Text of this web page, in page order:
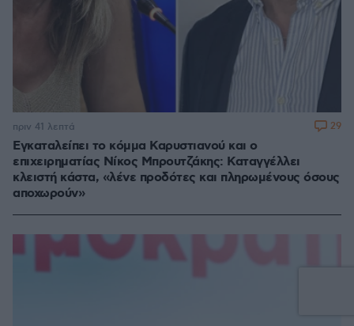
Εγκαταλείπει το κόμμα Καρυστιανού και ο
επιχειρηματίας Νίκος Μπρουτζάκης: Καταγγέλλει
κλειστή κάστα, «λένε προδότες και πληρωμένους όσους
αποχωρούν»
πριν 41 λεπτά 29